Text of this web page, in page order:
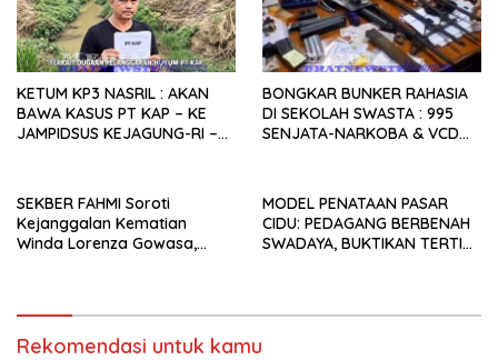
KETUM KP3 NASRIL : AKAN
BAWA KASUS PT KAP – KE
JAMPIDSUS KEJAGUNG-RI –
BONGKAR BUNKER RAHASIA
DI SEKOLAH SWASTA : 995
SENJATA-NARKOBA & VCD
SEKBER FAHMI Soroti
Kejanggalan Kematian
Winda Lorenza Gowasa,
MODEL PENATAAN PASAR
CIDU: PEDAGANG BERBENAH
SWADAYA, BUKTIKAN TERTIB
Rekomendasi untuk kamu